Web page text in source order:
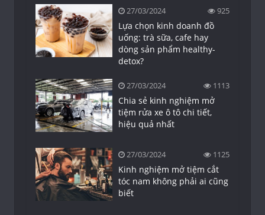
27/03/2024 925
Lựa chọn kinh doanh đồ
uống: trà sữa, cafe hay
dòng sản phẩm healthy-
detox?
27/03/2024 1113
Chia sẻ kinh nghiệm mở
tiệm rửa xe ô tô chi tiết,
hiệu quả nhất
27/03/2024 1125
Kinh nghiệm mở tiệm cắt
tóc nam không phải ai cũng
biết